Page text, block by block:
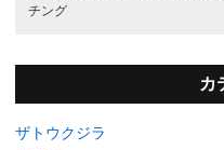
チング
カ
ザトウクジラ